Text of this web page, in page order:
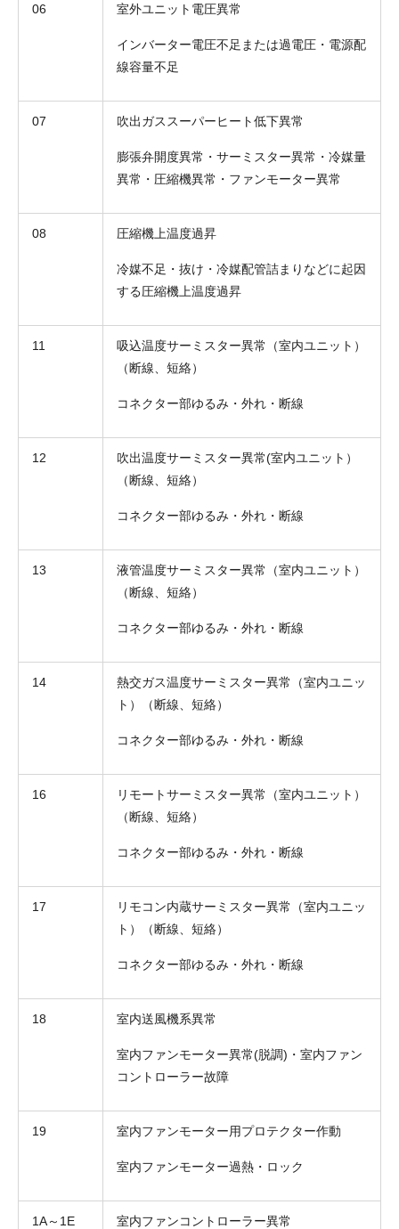
06 室外ユニット電圧異常
インバーター電圧不足または過電圧・電源配
線容量不足
07 吹出ガススーパーヒート低下異常
膨張弁開度異常・サーミスター異常・冷媒量
異常・圧縮機異常・ファンモーター異常
08 圧縮機上温度過昇
冷媒不足・抜け・冷媒配管詰まりなどに起因
する圧縮機上温度過昇
11
吸込温度サーミスター異常（室内ユニット）
（断線、短絡）
コネクター部ゆるみ・外れ・断線
12
吹出温度サーミスター異常(室内ユニット）
（断線、短絡）
コネクター部ゆるみ・外れ・断線
13
液管温度サーミスター異常（室内ユニット）
（断線、短絡）
コネクター部ゆるみ・外れ・断線
14
熱交ガス温度サーミスター異常（室内ユニッ
ト）（断線、短絡）
コネクター部ゆるみ・外れ・断線
16
リモートサーミスター異常（室内ユニット）
（断線、短絡）
コネクター部ゆるみ・外れ・断線
17
リモコン内蔵サーミスター異常（室内ユニッ
ト）（断線、短絡）
コネクター部ゆるみ・外れ・断線
18 室内送風機系異常
室内ファンモーター異常(脱調)・室内ファン
コントローラー故障
19 室内ファンモーター用プロテクター作動
室内ファンモーター過熱・ロック
1A～1E 室内ファンコントローラー異常